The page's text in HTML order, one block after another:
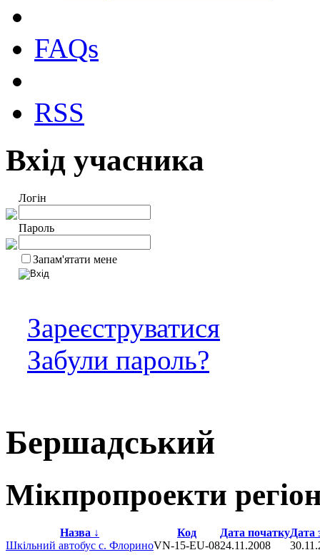
FAQs
RSS
Вхід учасника
Логін
Пароль
Запам'ятати мене
Зареєструватися
Забули пароль?
Бершадський
Мікпропроекти
Назва ↓ Код Дата початкуДата
Шкільний автобус с. ФлориноVN-15-EU-0824.11.2008